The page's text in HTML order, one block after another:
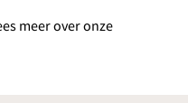
meer over onze